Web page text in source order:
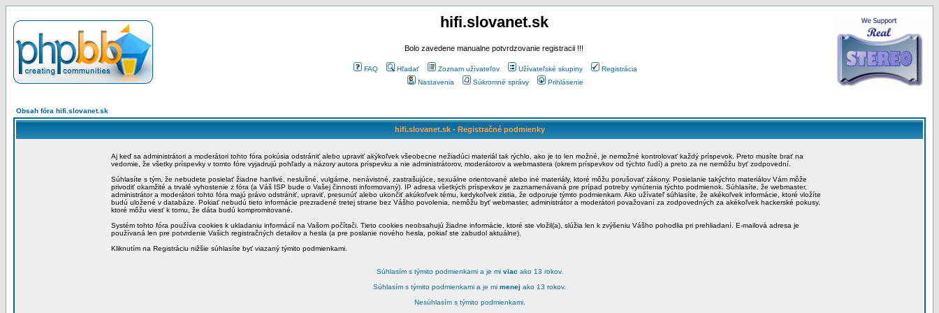
hifi.slovanet.sk
Bolo zavedene manualne potvrdzovanie registracii !!!
FAQ Hľadať Zoznam užívateľov Užívateľské skupiny
Registrácia
Nastavenia
Súkromné správy Prihlásenie
Obsah fóra hifi.slovanet.sk
hifi.slovanet.sk - Registračné podmienky
Aj keď sa administrátori a moderátori tohto fóra pokúsia odstrániť alebo upraviť akýkoľvek všeobecne nežiadúci materiál tak rýchlo, ako je to len možné, je nemožné kontrolovať každý príspevok. Preto musíte brať na
vedomie, že všetky príspevky v tomto fóre vyjadrujú pohľady a názory autora príspevku a nie administrátorov, moderátorov a webmastera (okrem príspevkov od týchto ľudí) a preto za ne nemôžu byť zodpovední.
Súhlasíte s tým, že nebudete posielať žiadne hanlivé, neslušné, vulgárne, nenávistné, zastrašujúce, sexuálne orientované alebo iné materiály, ktoré môžu porušovať zákony. Posielanie takýchto materiálov Vám môže
privodiť okamžité a trvalé vyhostenie z fóra (a Váš ISP bude o Vašej činnosti informovaný). IP adresa všetkých príspevkov je zaznamenávaná pre prípad potreby vynútenia týchto podmienok. Súhlasíte, že webmaster,
administrátor a moderátori tohto fóra majú právo odstrániť, upraviť, presunúť alebo ukončiť akúkoľvek tému, kedykoľvek zistia, že odporuje týmto podmienkam. Ako užívateľ súhlasíte, že akékoľvek informácie, ktoré vložíte
budú uložené v databáze. Pokiať nebudú tieto informácie prezradené tretej strane bez Vášho povolenia, nemôžu byť webmaster, administrátor a moderátori považovaní za zodpovedných za akékoľvek hackerské pokusy,
ktoré môžu viesť k tomu, že dáta budú kompromitované.
Systém tohto fóra používa cookies k ukladaniu informácií na Vašom počítači. Tieto cookies neobsahujú žiadne informácie, ktoré ste vložil(a), slúžia len k zvýšeniu Vášho pohodlia pri prehliadaní. E-mailová adresa je
používaná len pre potvrdenie Vašich registračných detailov a hesla (a pre poslanie nového hesla, pokiaľ ste zabudol aktuálne).
Kliknutím na Registráciu nižšie súhlasíte byť viazaný týmito podmienkami.
Súhlasím s týmito podmienkami a je mi viac ako 13 rokov.
Súhlasím s týmito podmienkami a je mi menej ako 13 rokov.
Nesúhlasím s týmito podmienkami.